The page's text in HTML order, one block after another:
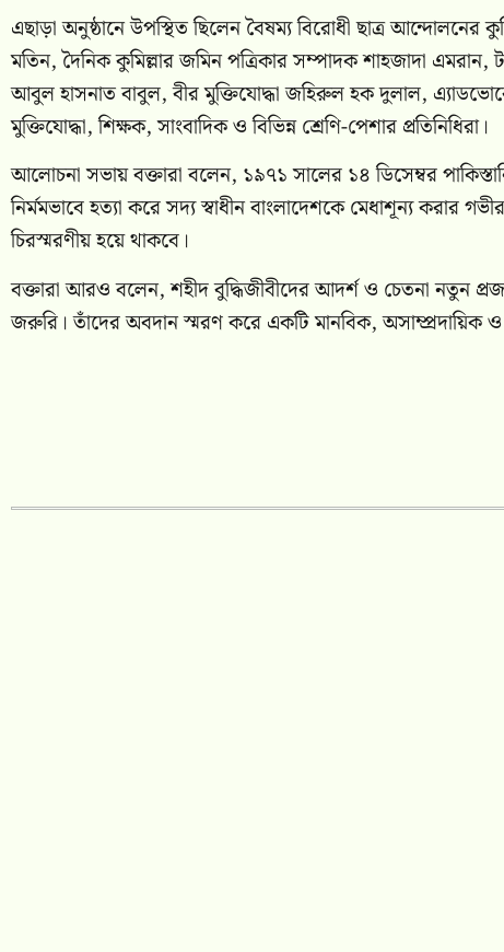
এছাড়া অনুষ্ঠানে উপস্থিত ছিলেন বৈষম্য বিরোধী ছাত্র আন্দোলনের
মতিন, দৈনিক কুমিল্লার জমিন পত্রিকার সম্পাদক শাহজাদা
আবুল হাসনাত বাবুল, বীর মুক্তিযোদ্ধা জহিরুল হক দুলাল,
মুক্তিযোদ্ধা, শিক্ষক, সাংবাদিক ও বিভিন্ন শ্রেণি-পেশার প্রতিনিধিরা।
আলোচনা সভায় বক্তারা বলেন, ১৯৭১ সালের ১৪ ডিসেম্বর
নির্মমভাবে হত্যা করে সদ্য স্বাধীন বাংলাদেশকে মেধাশূন্য করার
চিরস্মরণীয় হয়ে থাকবে।
বক্তারা আরও বলেন, শহীদ বুদ্ধিজীবীদের আদর্শ ও চেতনা নতুন
জরুরি। তাঁদের অবদান স্মরণ করে একটি মানবিক, অসাম্প্রদায়িক ও